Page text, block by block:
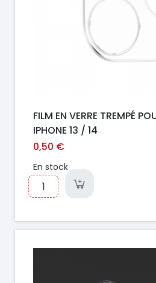
FILM EN VERRE TREMPÉ
IPHONE 13 / 14
0,50 €
En stock